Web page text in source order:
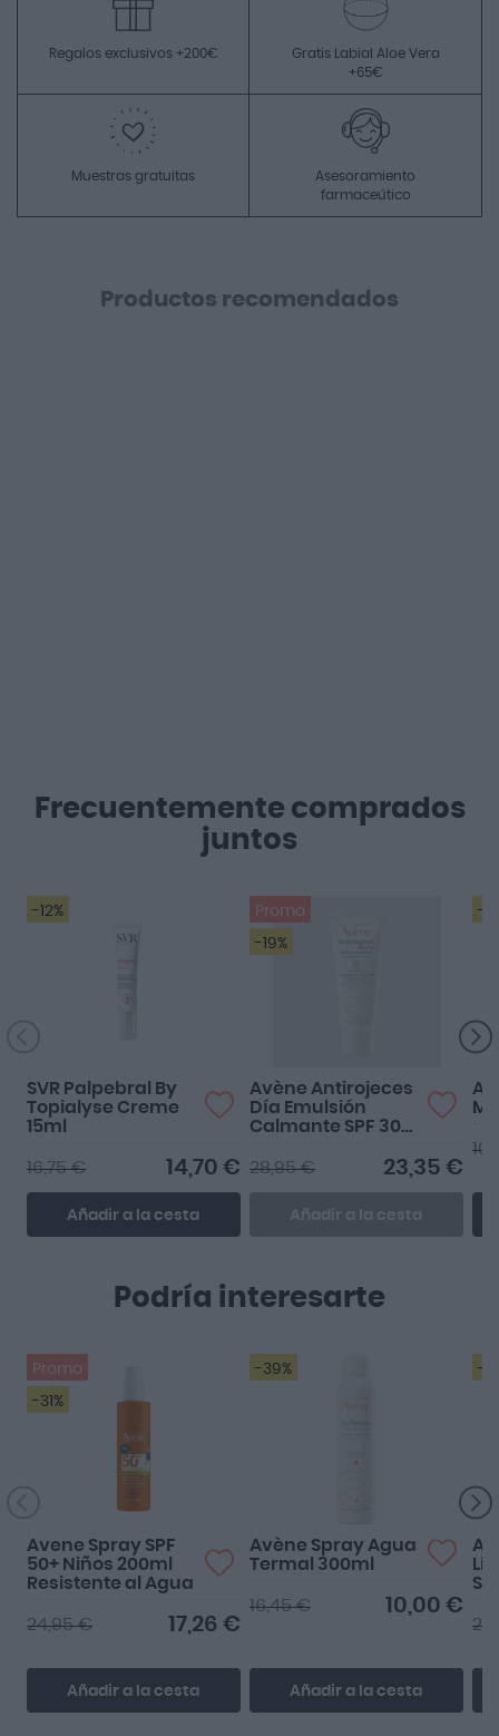
Regalos exclusivos +200€
Gratis Labial Aloe Vera
+65€
Muestras gratuitas
Asesoramiento
farmaceútico
Productos recomendados
Frecuentemente comprados
juntos
-12%
SVR Palpebral By
Topialyse Creme
15ml
14,70 €
16,75 €
Añadir a la cesta
Promo
-19%
Avène Antirojeces
Día Emulsión
Calmante SPF 30
23,35 €
28,95 €
Añadir a la cesta
-
Podría interesarte
Promo
-31%
Avene Spray SPF
50+ Niños 200ml
Resistente al Agua
17,26 €
24,95 €
Añadir a la cesta
-39%
Avène Spray Agua
Termal 300ml
10,00 €
16,45 €
Añadir a la cesta
-